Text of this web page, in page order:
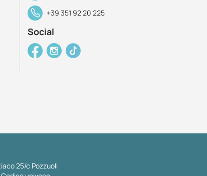
+39 351 92 20 225
Social
25/c Pozzuoli